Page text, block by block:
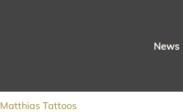
News
Matthias Tattoos